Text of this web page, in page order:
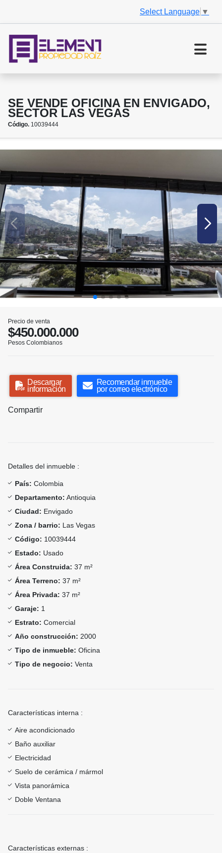
Select Language ▼
SE VENDE OFICINA EN ENVIGADO,
SECTOR LAS VEGAS
Código. 10039444
Precio de venta
$450.000.000
Pesos Colombianos
Descargar
información
Recomendar inmueble
por correo electrónico
Compartir
Detalles del inmueble :
País: Colombia
Departamento: Antioquia
Ciudad: Envigado
Zona / barrio: Las Vegas
Código: 10039444
Estado: Usado
Área Construida: 37 m²
Área Terreno: 37 m²
Área Privada: 37 m²
Garaje: 1
Estrato: Comercial
Año construcción: 2000
Tipo de inmueble: Oficina
Tipo de negocio: Venta
Características interna :
Aire acondicionado
Baño auxiliar
Electricidad
Suelo de cerámica / mármol
Vista panorámica
Doble Ventana
Características externas :